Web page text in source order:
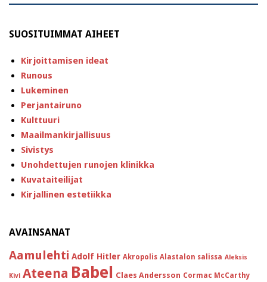
SUOSITUIMMAT AIHEET
Kirjoittamisen ideat
Runous
Lukeminen
Perjantairuno
Kulttuuri
Maailmankirjallisuus
Sivistys
Unohdettujen runojen klinikka
Kuvataiteilijat
Kirjallinen estetiikka
AVAINSANAT
Aamulehti Adolf Hitler Akropolis Alastalon salissa Aleksis
Kivi Ateena Babel Claes Andersson Cormac McCarthy